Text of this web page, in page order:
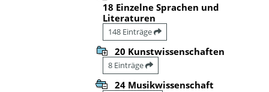
18 Einzelne Sprachen und
Literaturen
148 Einträge
20 Kunstwissenschaften
8 Einträge
24 Musikwissenschaft